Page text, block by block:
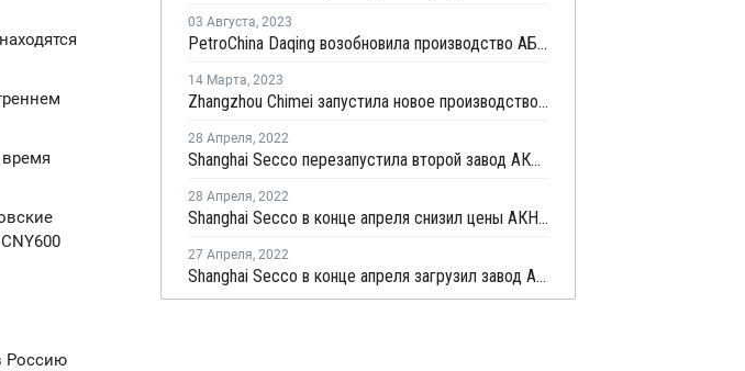
Россию
03 Августа, 2023
PetroChina Daqing возобновила производство АБС в Китае
14 Марта, 2023
Zhangzhou Chimei запустила новое производство ПС в Китае
28 Апреля, 2022
Shanghai Secco перезапустила второй завод АКН в Шанхае
28 Апреля, 2022
Shanghai Secco в конце апреля снизил цены АКН в Китае на CNY100 за тонну
27 Апреля, 2022
Shanghai Secco в конце апреля загрузил завод АКН в Шанхае на уровне 50%